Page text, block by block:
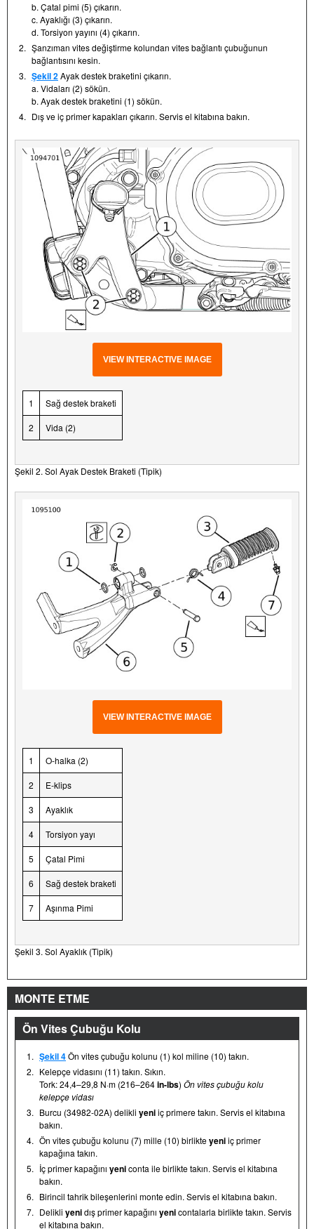
b. Çatal pimi (5) çıkarın.
c. Ayaklığı (3) çıkarın.
d. Torsiyon yayını (4) çıkarın.
2. Şanzıman vites değiştirme kolundan vites bağlantı çubuğunun
bağlantısını kesin.
3. Şekil 2Ayak destek braketini çıkarın.
a. Vidaları (2) sökün.
b. Ayak destek braketini (1) sökün.
4. Dış ve iç primer kapakları çıkarın. Servis el kitabına bakın.
VIEW INTERACTIVE IMAGE
1 Sağ destek braketi
2 Vida (2)
Şekil 2. Sol Ayak Destek Braketi (Tipik)
VIEW INTERACTIVE IMAGE
1 O-halka (2)
2 E-klips
3 Ayaklık
4 Torsiyon yayı
5 Çatal Pimi
6 Sağ destek braketi
7 Aşınma Pimi
Şekil 3. Sol Ayaklık (Tipik)
MONTE ETME
Ön Vites Çubuğu Kolu
1. Şekil 4Ön vites çubuğu kolunu (1) kol miline (10) takın.
2. Kelepçe vidasını (11) takın. Sıkın.
Tork: 24,4–29,8 N·m (216–264in-lbs) Ön vites çubuğu kolu
kelepçe vidası
3. Burcu (34982-02A) delikli yeniiç primere takın. Servis el kitabına
bakın.
4. Ön vites çubuğu kolunu (7) mille (10) birlikteyeniiç primer
kapağına takın.
5. İç primer kapağını yeniconta ile birlikte takın. Servis el kitabına
bakın.
6. Birincil tahrik bileşenlerini monte edin. Servis el kitabına bakın.
7. Delikli yenidış primer kapağını yenicontalarla birlikte takın. Servis
el kitabına bakın.